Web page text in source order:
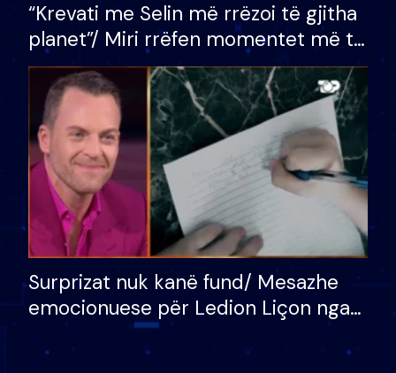
“Krevati me Selin më rrëzoi të gjitha
planet”/ Miri rrëfen momentet më të
bukura në shtëpinë e BB VIP: Do më
mungojë zilja e mëngjesit kur…
Surprizat nuk kanë fund/ Mesazhe
emocionuese për Ledion Liçon nga
nëna dhe fëmijët e tij, moderatori
nuk i mban dot lotët: Nuk meritoj…